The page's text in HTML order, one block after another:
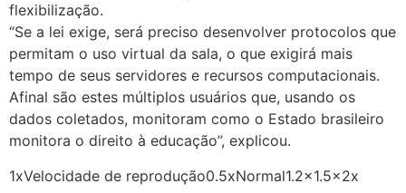
flexibilização.
“Se a lei exige, será preciso desenvolver protocolos que
permitam o uso virtual da sala, o que exigirá mais
tempo de seus servidores e recursos computacionais.
Afinal são estes múltiplos usuários que, usando os
dados coletados, monitoram como o Estado brasileiro
monitora o direito à educação”, explicou.
1xVelocidade de reprodução0.5xNormal1.2×1.5x2x